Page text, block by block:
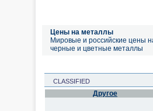
Цены на металлы
Мировые и российские цены
черные и цветные металлы
CLASSIFIED
Другое